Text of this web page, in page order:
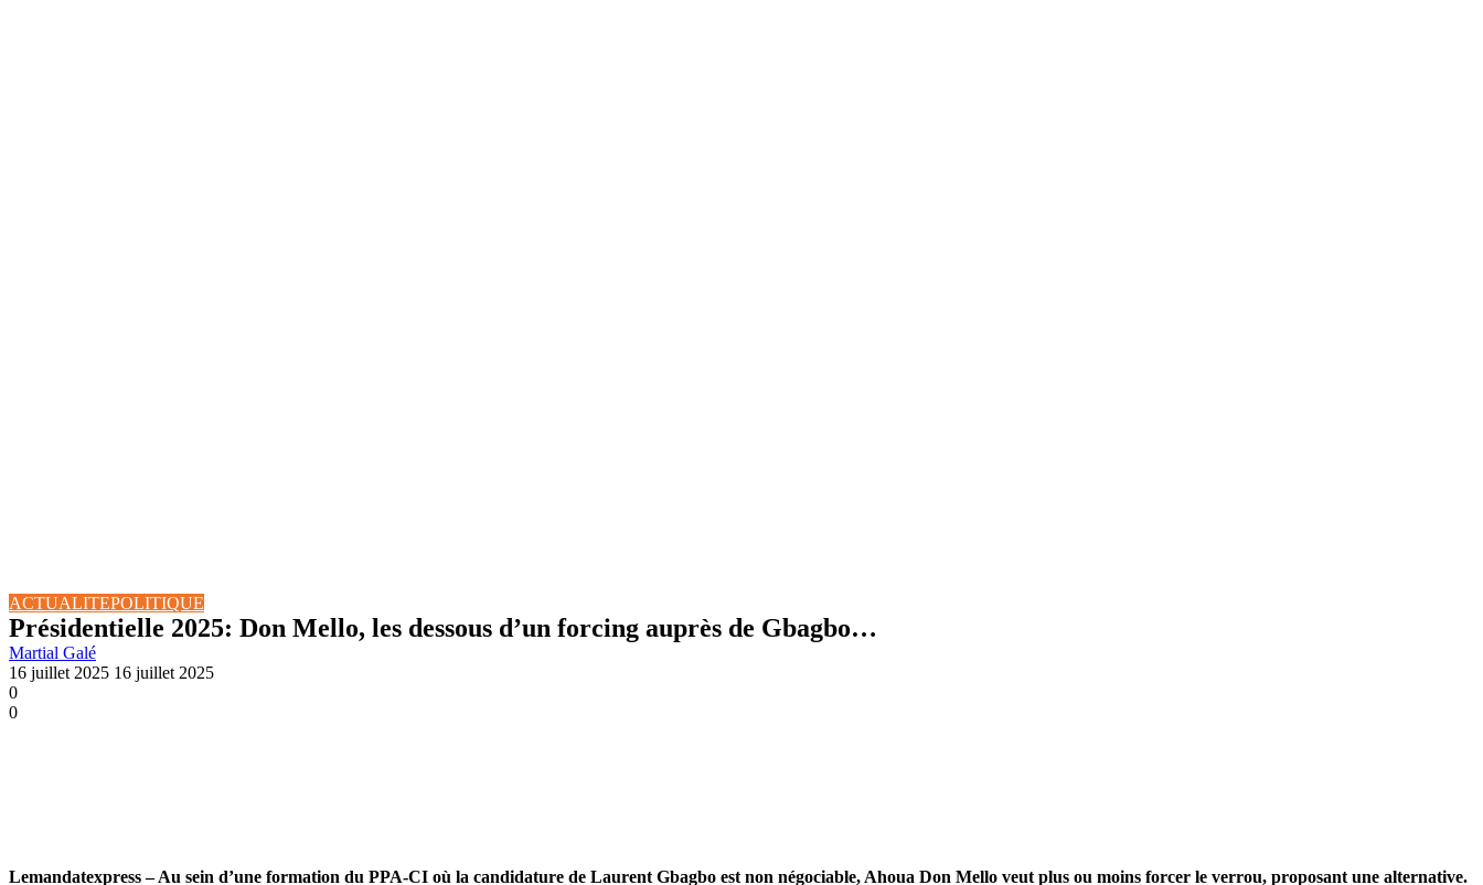
ACTUALITEPOLITIQUE
Présidentielle 2025: Don Mello, les dessous d’un forcing auprès de Gbagbo…
Martial Galé
16 juillet 2025 16 juillet 2025
0
0
Lemandatexpress – Au sein d’une formation du PPA-CI où la candidature de Laurent Gbagbo est non négociable, Ahoua Don Mello veut plus ou moins forcer le verrou, proposant une alternative.